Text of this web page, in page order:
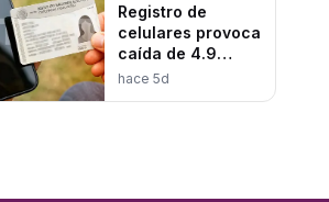
Registro de
celulares provoca
caída de 4.9
millones de líneas
hace 5d